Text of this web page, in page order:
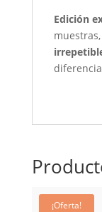
Edición
¡Oferta!